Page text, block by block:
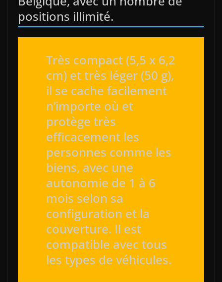
positions illimité.
Très compact (5,5 x 6,2
cm) et très léger (50 g),
il se cache facilement
n’importe où et
protège très
efficacement les
personnes comme les
biens, avec une
autonomie de 1 à 6
mois selon sa
configuration et la
couverture. Il est
compatible avec tous
les types de véhicules.